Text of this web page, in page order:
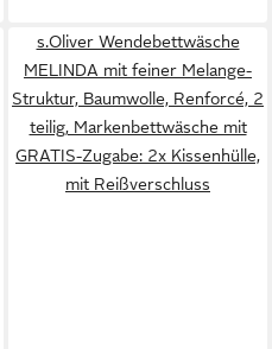
s.Oliver Wendebettwäsche
MELINDA mit feiner Melange-
Struktur, Baumwolle, Renforcé, 2
teilig, Markenbettwäsche mit
GRATIS-Zugabe: 2x Kissenhülle,
mit Reißverschluss